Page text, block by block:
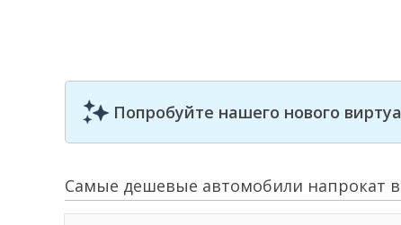
Попробуйте нашего нового
Самые дешевые автомобили напрокат в